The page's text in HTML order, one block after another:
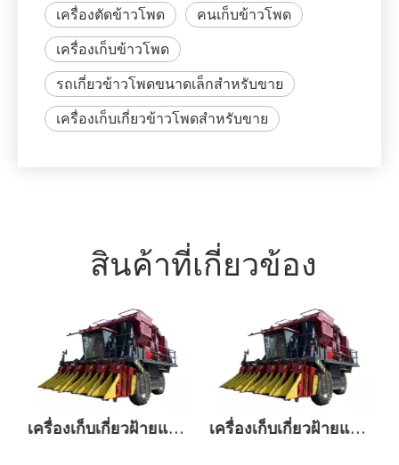
เครื่องตัดข้าวโพด
คนเก็บข้าวโพด
เครื่องเก็บข้าวโพด
รถเกี่ยวข้าวโพดขนาดเล็กสำหรับขาย
เครื่องเก็บเกี่ยวข้าวโพดสำหรับขาย
สินค้าที่เกี่ยวข้อง
เครื่องเก็บเกี่ยวฝ้ายแบบระบำเปลื้องผ้า เครื่องเก็บเกี่ยวฝ้ายแบบแกนหมุน